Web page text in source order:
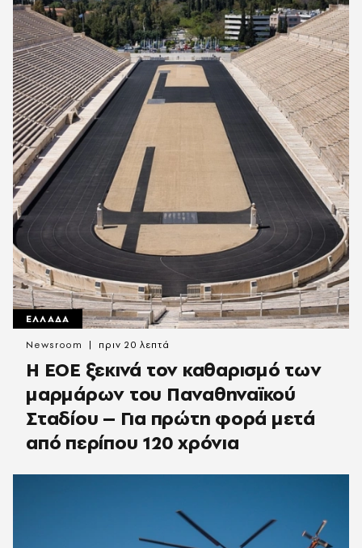
ΕΛΛΑΔΑ
Η ΕΟΕ ξεκινά τον καθαρισμό των
μαρμάρων του Παναθηναϊκού
Σταδίου – Για πρώτη φορά μετά
από περίπου 120 χρόνια
Newsroom πριν 20 λεπτά